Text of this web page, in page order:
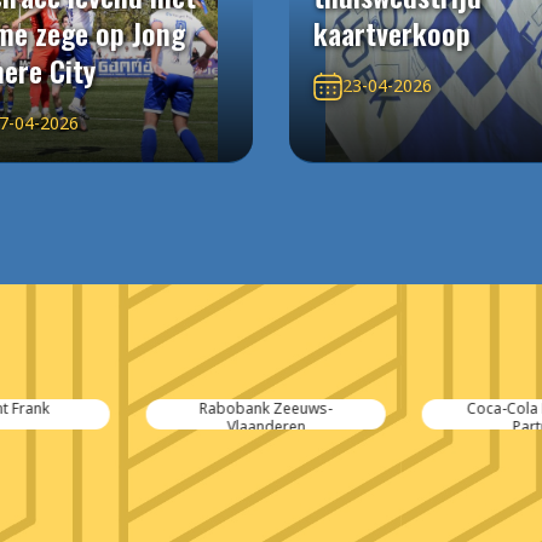
zege op Jong
City
04-2026
kaartverkoop
23-04-2026
Coca-Cola Europacific
Partners
Kubus